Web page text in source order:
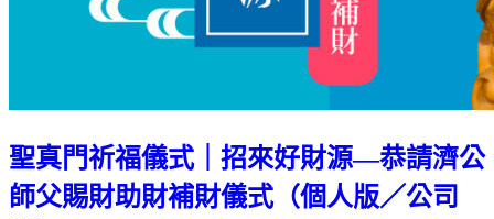
聖真門祈福儀式｜招來好財源—恭請濟公
師父賜財助財補財儀式（個人版／公司